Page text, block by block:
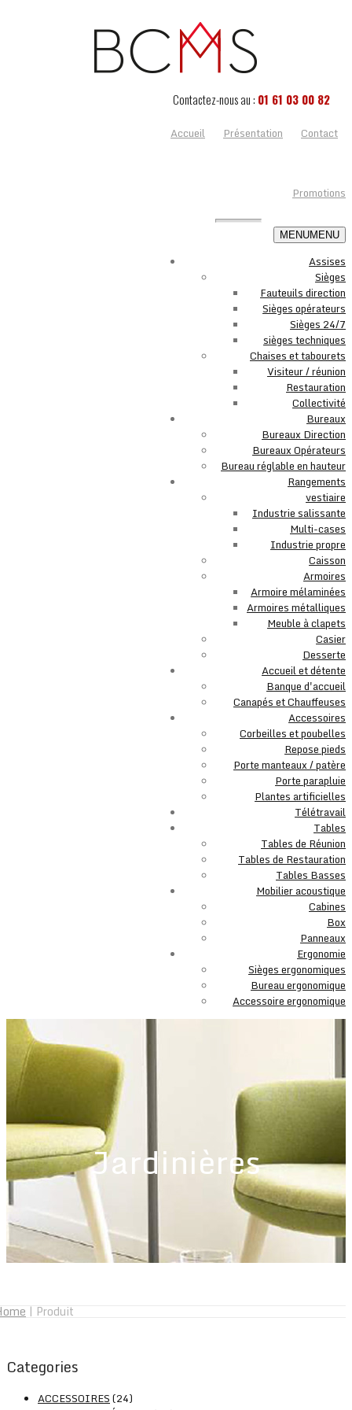
Contactez-nous au : 01 61 03 00 82
Accueil
Présentation Contact
Promotions
MENUMENU
Assises
Sièges
Fauteuils direction
Sièges opérateurs
Sièges 24/7
sièges techniques
Chaises et tabourets
Visiteur / réunion
Restauration
Collectivité
Bureaux
Bureaux Direction
Bureaux Opérateurs
Bureau réglable en hauteur
Rangements
vestiaire
Industrie salissante
Multi-cases
Industrie propre
Caisson
Armoires
Armoire mélaminées
Armoires métalliques
Meuble à clapets
Casier
Desserte
Accueil et détente
Banque d'accueil
Canapés et Chauffeuses
Accessoires
Corbeilles et poubelles
Repose pieds
Porte manteaux / patère
Porte parapluie
Plantes artificielles
Télétravail
Tables
Tables de Réunion
Tables de Restauration
Tables Basses
Mobilier acoustique
Cabines
Box
Panneaux
Ergonomie
Sièges ergonomiques
Bureau ergonomique
Accessoire ergonomique
Jardinières
| Produit
Categories
ACCESSOIRES(24)